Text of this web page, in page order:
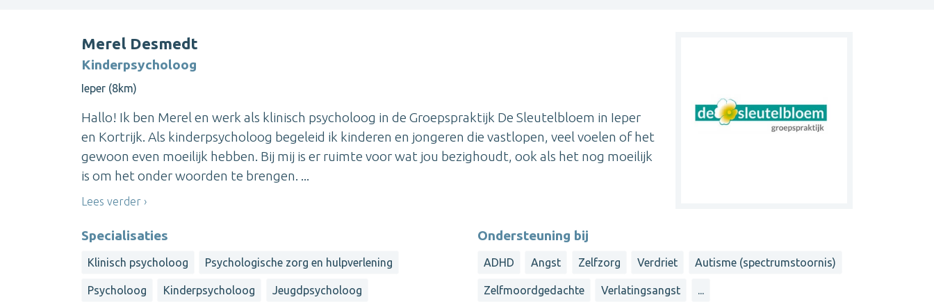
Merel Desmedt
Kinderpsycholoog
Ieper (8km)
Hallo! Ik ben Merel en werk als klinisch psycholoog in de Groepspraktijk De Sleutelbloem in Ieper
en Kortrijk. Als kinderpsycholoog begeleid ik kinderen en jongeren die vastlopen, veel voelen of het
gewoon even moeilijk hebben. Bij mij is er ruimte voor wat jou bezighoudt, ook als het nog moeilijk
is om het onder woorden te brengen. ...
Lees verder
Specialisaties
Klinisch psycholoog Psychologische zorg en hulpverlening
Psycholoog Kinderpsycholoog Jeugdpsycholoog
Ondersteuning bij
ADHD Angst Zelfzorg Verdriet Autisme (spectrumstoornis)
Zelfmoordgedachte Verlatingsangst ...